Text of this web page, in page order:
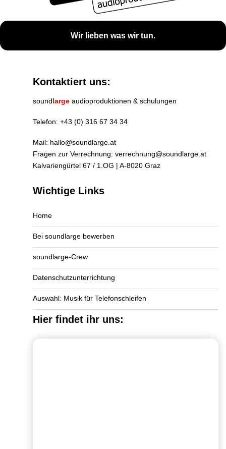
Wir lieben was wir tun.
Kontaktiert uns:
soundlarge audioproduktionen & schulungen
Telefon: +43 (0) 316 67 34 34
Mail: hallo@soundlarge.at
Fragen zur Verrechnung: verrechnung@soundlarge.at
Kalvariengürtel 67 / 1.OG | A-8020 Graz
Wichtige Links
Home
Bei soundlarge bewerben
soundlarge-Crew
Datenschutzunterrichtung
Auswahl: Musik für Telefonschleifen
Hier findet ihr uns: